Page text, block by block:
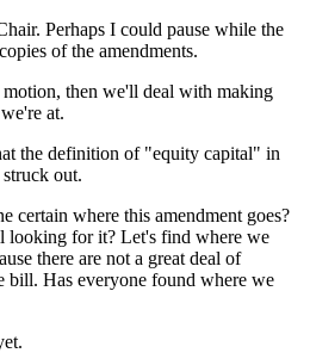
Perhaps I could pause while the
of the amendments.
then we'll deal with making
at.
the definition of "equity capital" in
out.
certain where this amendment goes?
looking for it? Let's find where we
there are not a great deal of
bill. Has everyone found where we